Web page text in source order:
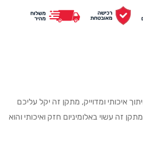
איכותי ומדוייק, מתקן זה יקל עליכם
זה עשוי באלומיניום חזק ואיכותי והוא